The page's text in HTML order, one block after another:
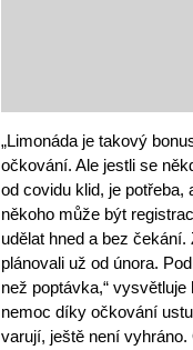
„Limonáda je takový
očkování. Ale jestli se
od covidu klid, je
někoho může být
udělat hned a bez
plánovali už od února.
než poptávka,“
nemoc díky očkování
varují, ještě není